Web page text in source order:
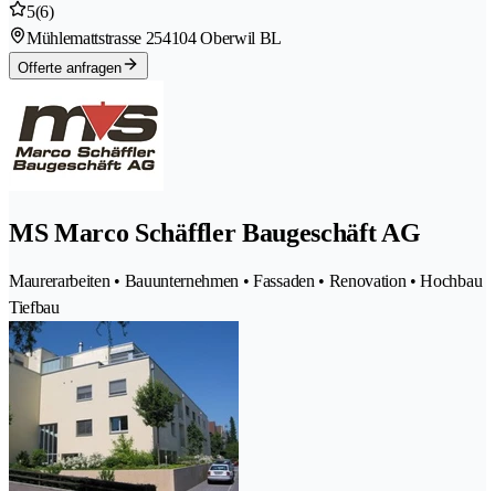
5(6)
Mühlemattstrasse 254104 Oberwil BL
Offerte anfragen
MS Marco Schäffler Baugeschäft AG
Maurerarbeiten • Bauunternehmen • Fassaden • Renovation • Hochbau
Tiefbau